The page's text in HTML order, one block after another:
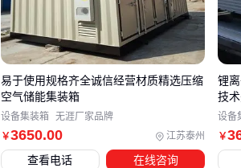
在标称值的92%。
真正的成本决策应该回归度电
+运维成本）/总放电量。对于
的混合方案可能比纯锂电池
省下的每一分运维费用，都是
￥3650.00 江苏泰州
易于使用规格齐全诚信经营材质精选压缩
空气储能集装箱
设备集装箱 无涯厂家品牌
查看电话 在线咨询
￥
锂
技
设备